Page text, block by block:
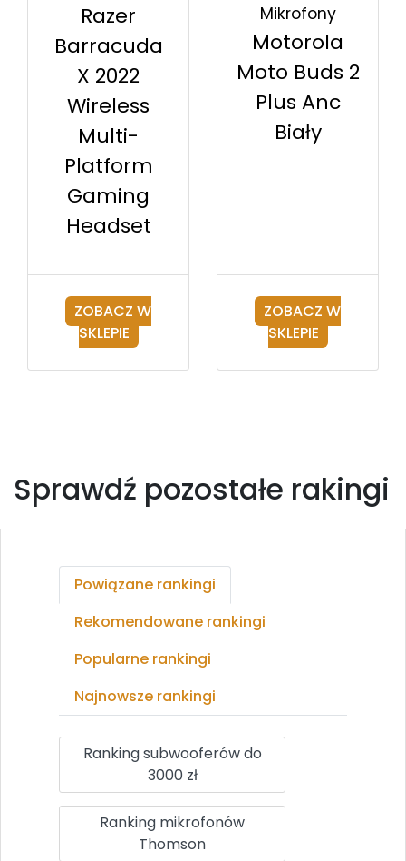
Razer
Barracuda
X 2022
Wireless
Multi-
Platform
Gaming
Headset
ZOBACZ W
SKLEPIE
Mikrofony
Motorola
Moto Buds 2
Plus Anc
Biały
ZOBACZ W
SKLEPIE
Sprawdź pozostałe rakingi
Powiązane rankingi
Rekomendowane rankingi
Popularne rankingi
Najnowsze rankingi
Ranking subwooferów do
3000 zł
Ranking mikrofonów
Thomson